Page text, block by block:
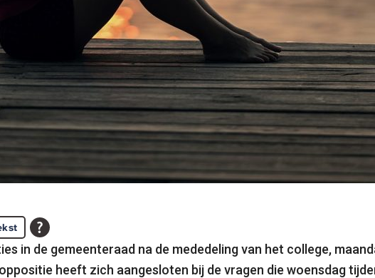
in de gemeenteraad na de mededeling van het college,
heeft zich aangesloten bij de vragen die woensdag